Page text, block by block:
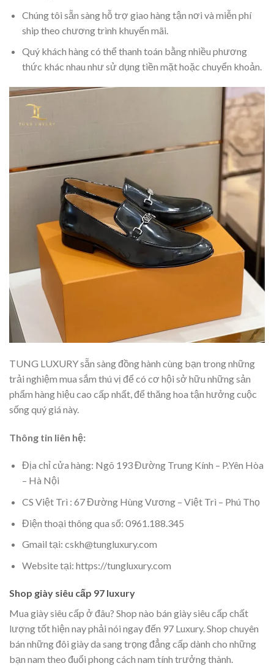
Chúng tôi sẵn sàng hỗ trợ giao hàng tận nơi và miễn phí
ship theo chương trình khuyến mãi.
Quý khách hàng có thể thanh toán bằng nhiều phương
thức khác nhau như sử dụng tiền mặt hoặc chuyển khoản.
TUNG LUXURY sẵn sàng đồng hành cùng bạn trong những
trải nghiệm mua sắm thú vị để có cơ hội sở hữu những sản
phẩm hàng hiệu cao cấp nhất, để thăng hoa tận hưởng cuộc
sống quý giá này.
Thông tin liên hệ:
Địa chỉ cửa hàng: Ngõ 193 Đường Trung Kính – P.Yên Hòa
– Hà Nội
CS Việt Trì : 67 Đường Hùng Vương – Việt Trì – Phú Thọ
Điện thoại thông qua số: 0961.188.345
Gmail tại: cskh@tungluxury.com
Website tại: https://tungluxury.com
Shop giày siêu cấp 97 luxury
Mua giày siêu cấp ở đâu? Shop nào bán giày siêu cấp chất
lượng tốt hiện nay phải nói ngay đến 97 Luxury. Shop chuyên
bán những đôi giày da sang trọng đẳng cấp dành cho những
bạn nam theo đuổi phong cách nam tính trưởng thành.